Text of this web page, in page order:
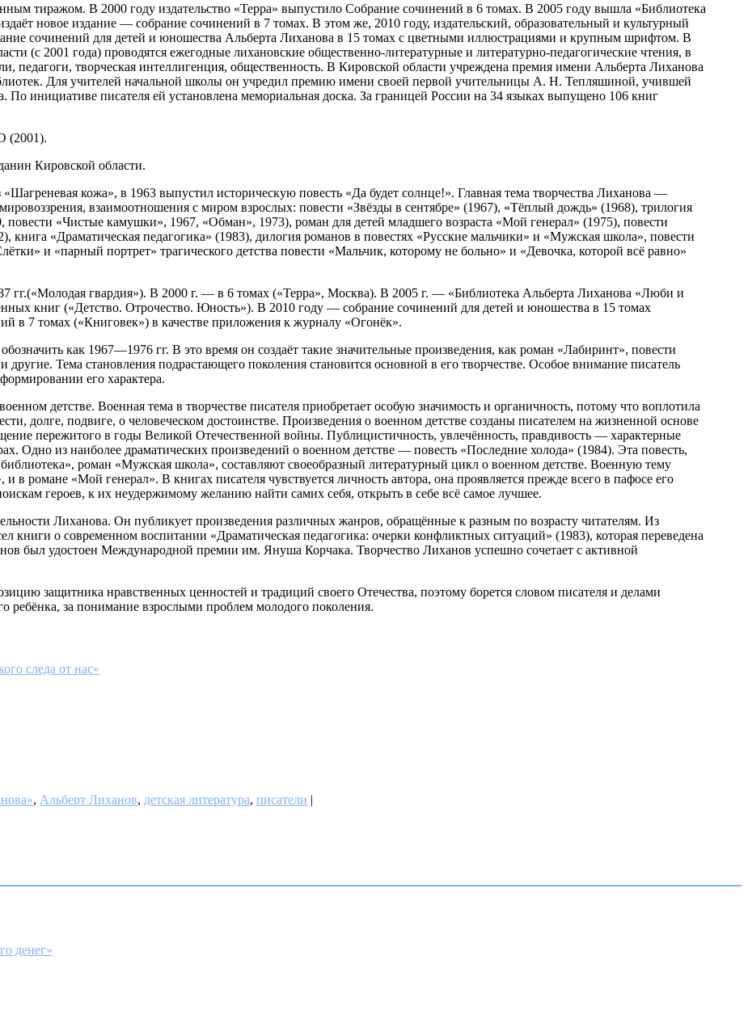
тиражом. В 2000 году издательство «Терра» выпустило Собрание сочинений в 6 томах. В 2005 году вышла «Библиотека
новое издание — собрание сочинений в 7 томах. В этом же, 2010 году, издательский, образовательный и культурный
сочинений для детей и юношества Альберта Лиханова в 15 томах с цветными иллюстрациями и крупным шрифтом. В
(с 2001 года) проводятся ежегодные лихановские общественно-литературные и литературно-педагогические чтения, в
педагоги, творческая интеллигенция, общественность. В Кировской области учреждена премия имени Альберта Лиханова
Для учителей начальной школы он учредил премию имени своей первой учительницы А. Н. Тепляшиной, учившей
инициативе писателя ей установлена мемориальная доска. За границей России на 34 языках выпущено 106 книг
(2001).
Кировской области.
кожа», в 1963 выпустил историческую повесть «Да будет солнце!». Главная тема творчества Лиханова —
взаимоотношения с миром взрослых: повести «Звёзды в сентябре» (1967), «Тёплый дождь» (1968), трилогия
«Чистые камушки», 1967, «Обман», 1973), роман для детей младшего возраста «Мой генерал» (1975), повести
книга «Драматическая педагогика» (1983), дилогия романов в повестях «Русские мальчики» и «Мужская школа», повести
и «парный портрет» трагического детства повести «Мальчик, которому не больно» и «Девочка, которой всё равно»
гг.(«Молодая гвардия»). В 2000 г. — в 6 томах («Терра», Москва). В 2005 г. — «Библиотека Альберта Лиханова «Люби и
книг («Детство. Отрочество. Юность»). В 2010 году — собрание сочинений для детей и юношества в 15 томах
в 7 томах («Книговек») в качестве приложения к журналу «Огонёк».
как 1967—1976 гг. В это время он создаёт такие значительные произведения, как роман «Лабиринт», повести
Тема становления подрастающего поколения становится основной в его творчестве. Особое внимание писатель
его характера.
детстве. Военная тема в творчестве писателя приобретает особую значимость и органичность, потому что воплотила
долге, подвиге, о человеческом достоинстве. Произведения о военном детстве созданы писателем на жизненной основе
пережитого в годы Великой Отечественной войны. Публицистичность, увлечённость, правдивость — характерные
Одно из наиболее драматических произведений о военном детстве — повесть «Последние холода» (1984). Эта повесть,
роман «Мужская школа», составляют своеобразный литературный цикл о военном детстве. Военную тему
в романе «Мой генерал». В книгах писателя чувствуется личность автора, она проявляется прежде всего в пафосе его
героев, к их неудержимому желанию найти самих себя, открыть в себе всё самое лучшее.
Лиханова. Он публикует произведения различных жанров, обращённые к разным по возрасту читателям. Из
книги о современном воспитании «Драматическая педагогика: очерки конфликтных ситуаций» (1983), которая переведена
был удостоен Международной премии им. Януша Корчака. Творчество Лиханов успешно сочетает с активной
защитника нравственных ценностей и традиций своего Отечества, поэтому борется словом писателя и делами
ребёнка, за понимание взрослыми проблем молодого поколения.
следа от нас»
, Альберт Лиханов, детская литература, писатели |
денег»